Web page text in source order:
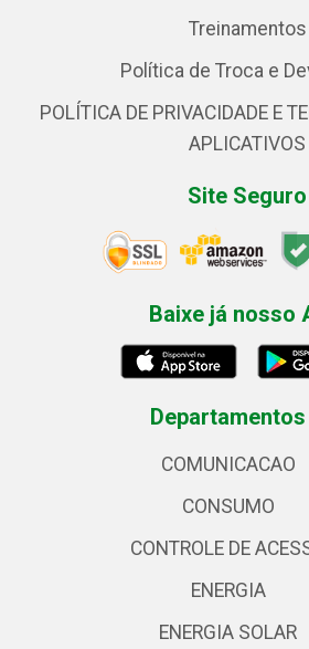
Treinamentos
Política de Troca e
POLÍTICA DE PRIVACIDADE E
APLICATIVOS
Site Seguro
Baixe já nosso
Departamentos
COMUNICACAO
CONSUMO
CONTROLE DE
ENERGIA
ENERGIA SOLAR